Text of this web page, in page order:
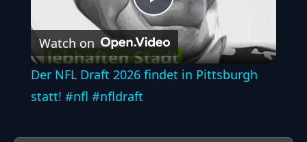
Play
Video
Watch on
Der NFL Draft 2026 findet in Pittsburgh
statt! #nfl #nfldraft